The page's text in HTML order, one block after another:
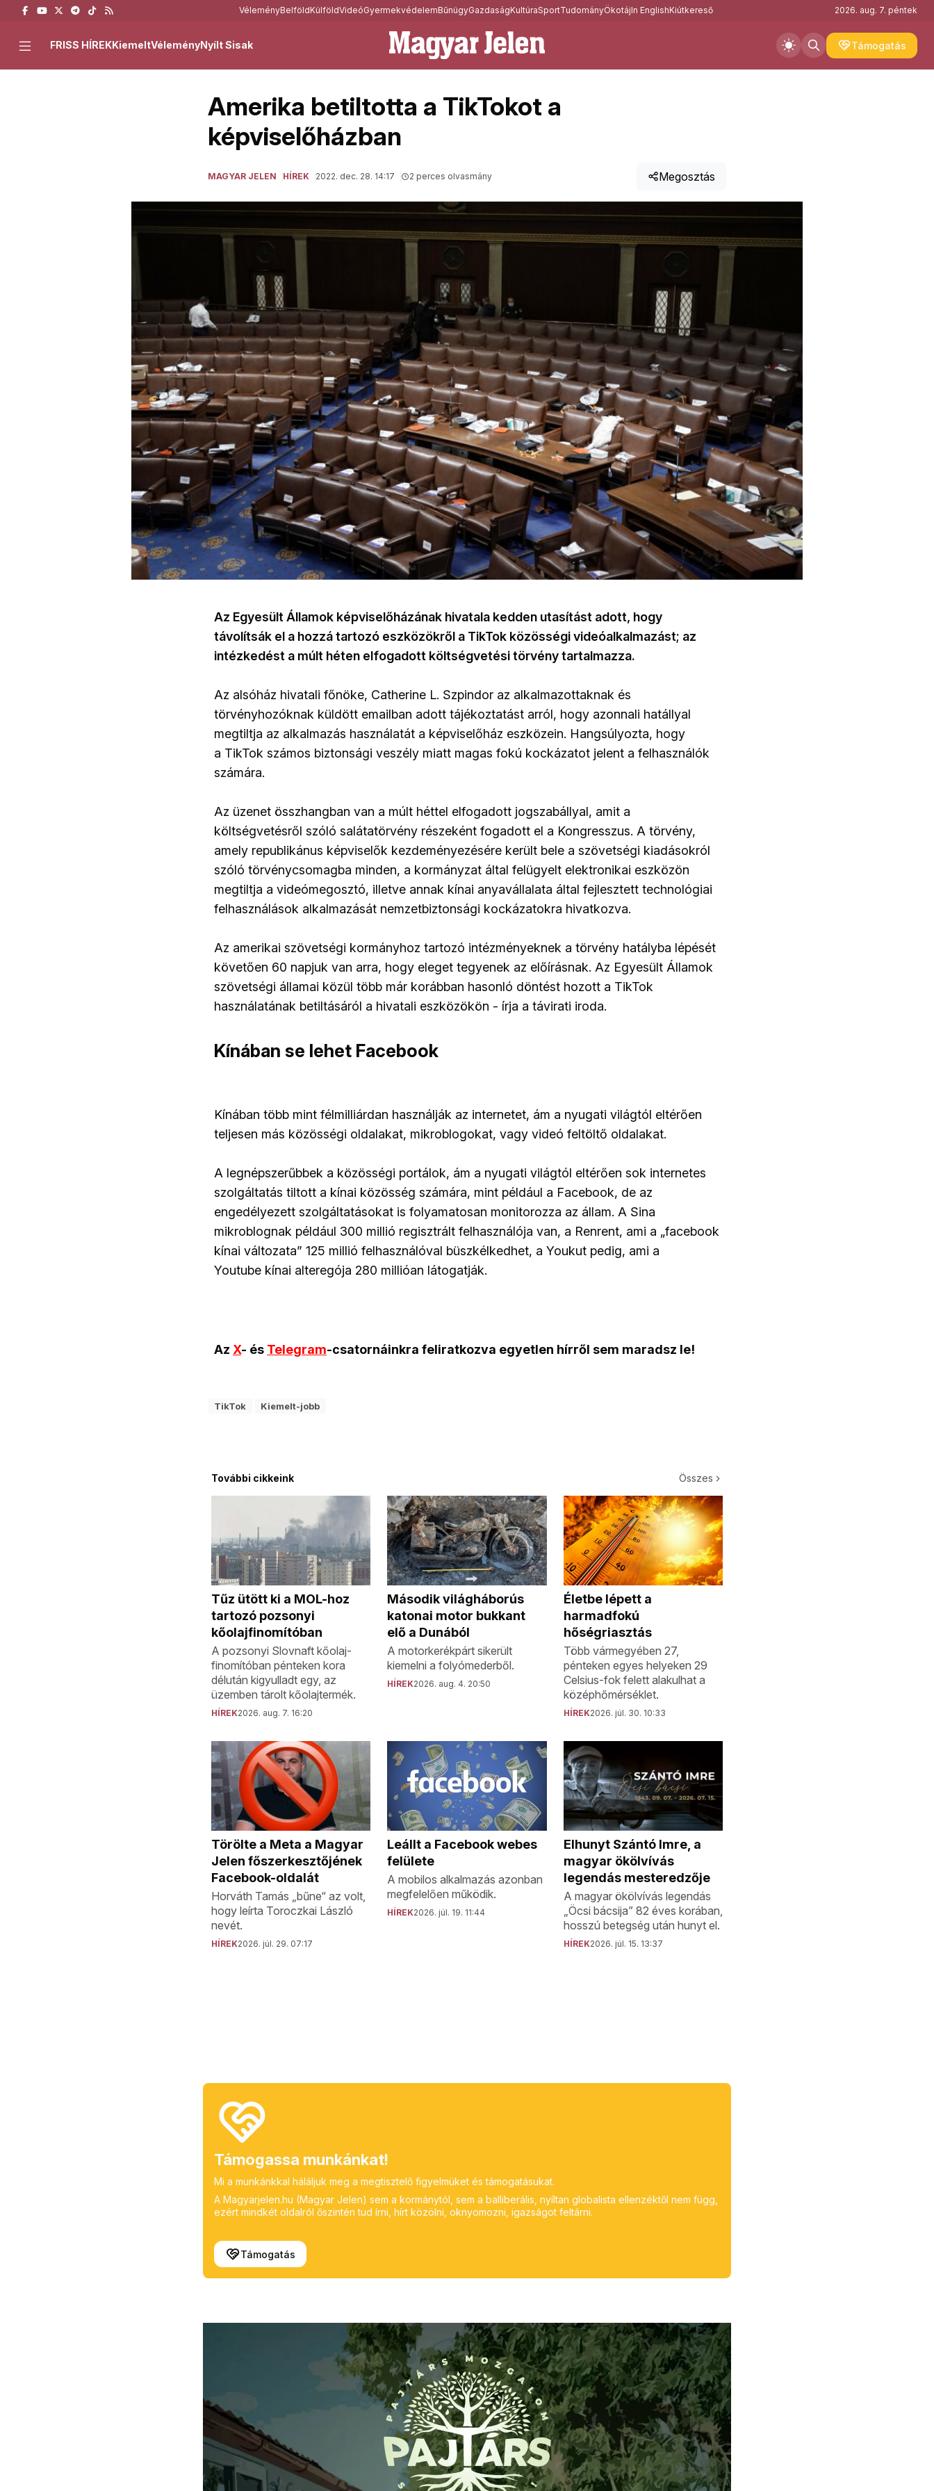
VéleményBelföldKülföldVideóGyermekvédelemBűnügyGazdaságKultúraSportTudományÖkotájIn EnglishKiútkereső 2026. aug. 7. péntek
Támogatás
FRISS HÍREKKiemeltVéleményNyílt Sisak
Amerika betiltotta a TikTokot a
képviselőházban
MAGYAR JELEN HÍREK 2022. dec. 28. 14:17 2 perces olvasmány Megosztás
Az Egyesült Államok képviselőházának hivatala kedden utasítást adott, hogy
távolítsák el a hozzá tartozó eszközökről a TikTok közösségi videóalkalmazást; az
intézkedést a múlt héten elfogadott költségvetési törvény tartalmazza.
Az alsóház hivatali főnöke, Catherine L. Szpindor az alkalmazottaknak és
törvényhozóknak küldött emailban adott tájékoztatást arról, hogy azonnali hatállyal
megtiltja az alkalmazás használatát a képviselőház eszközein. Hangsúlyozta, hogy
a TikTok számos biztonsági veszély miatt magas fokú kockázatot jelent a felhasználók
számára.
Az üzenet összhangban van a múlt héttel elfogadott jogszabállyal, amit a
költségvetésről szóló salátatörvény részeként fogadott el a Kongresszus. A törvény,
amely republikánus képviselők kezdeményezésére került bele a szövetségi kiadásokról
szóló törvénycsomagba minden, a kormányzat által felügyelt elektronikai eszközön
megtiltja a videómegosztó, illetve annak kínai anyavállalata által fejlesztett technológiai
felhasználások alkalmazását nemzetbiztonsági kockázatokra hivatkozva.
Az amerikai szövetségi kormányhoz tartozó intézményeknek a törvény hatályba lépését
követően 60 napjuk van arra, hogy eleget tegyenek az előírásnak. Az Egyesült Államok
szövetségi államai közül több már korábban hasonló döntést hozott a TikTok
használatának betiltásáról a hivatali eszközökön - írja a távirati iroda.
Kínában se lehet Facebook
Kínában több mint félmilliárdan használják az internetet, ám a nyugati világtól eltérően
teljesen más közösségi oldalakat, mikroblogokat, vagy videó feltöltő oldalakat.
A legnépszerűbbek a közösségi portálok, ám a nyugati világtól eltérően sok internetes
szolgáltatás tiltott a kínai közösség számára, mint például a Facebook, de az
engedélyezett szolgáltatásokat is folyamatosan monitorozza az állam. A Sina
mikroblognak például 300 millió regisztrált felhasználója van, a Renrent, ami a „facebook
kínai változata” 125 millió felhasználóval büszkélkedhet, a Youkut pedig, ami a
Youtube kínai alteregója 280 millióan látogatják.
Az X- és Telegram-csatornáinkra feliratkozva egyetlen hírről sem maradsz le!
TikTok Kiemelt-jobb
További cikkeink Összes
Tűz ütött ki a MOL-hoz
tartozó pozsonyi
kőolajfinomítóban
A pozsonyi Slovnaft kőolaj-
finomítóban pénteken kora
délután kigyulladt egy, az
üzemben tárolt kőolajtermék.
HÍREK2026. aug. 7. 16:20
Második világháborús
katonai motor bukkant
elő a Dunából
A motorkerékpárt sikerült
kiemelni a folyómederből.
HÍREK2026. aug. 4. 20:50
Életbe lépett a
harmadfokú
hőségriasztás
Több vármegyében 27,
pénteken egyes helyeken 29
Celsius-fok felett alakulhat a
középhőmérséklet.
HÍREK2026. júl. 30. 10:33
Törölte a Meta a Magyar
Jelen főszerkesztőjének
Facebook-oldalát
Horváth Tamás „bűne“ az volt,
hogy leírta Toroczkai László
nevét.
HÍREK2026. júl. 29. 07:17
Leállt a Facebook webes
felülete
A mobilos alkalmazás azonban
megfelelően működik.
HÍREK2026. júl. 19. 11:44
Elhunyt Szántó Imre, a
magyar ökölvívás
legendás mesteredzője
A magyar ökölvívás legendás
„Öcsi bácsija” 82 éves korában,
hosszú betegség után hunyt el.
HÍREK2026. júl. 15. 13:37
Támogassa munkánkat!
Mi a munkánkkal háláljuk meg a megtisztelő figyelmüket és támogatásukat.
A Magyarjelen.hu (Magyar Jelen) sem a kormánytól, sem a balliberális, nyíltan globalista ellenzéktől nem függ,
ezért mindkét oldalról őszintén tud írni, hírt közölni, oknyomozni, igazságot feltárni.
Támogatás